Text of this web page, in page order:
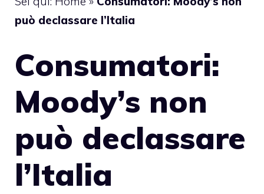
può declassare l’Italia
Consumatori:
Moody’s non
può declassare
l’Italia